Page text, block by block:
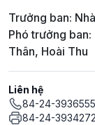
Trưởng ban:
Phó trưởng ban:
Thân, Hoài Thu
Liên hệ
84-24-
84-24-